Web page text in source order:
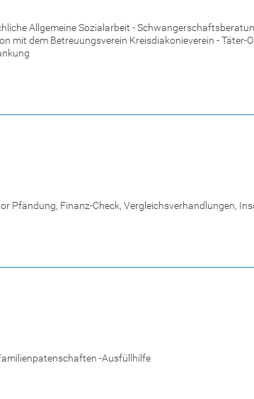
Allgemeine Sozialarbeit -
mit dem Betreuungsverein Kreisdiakonieverein -
Pfändung, Finanz-Check, Vergleichsverhandlungen,
-Ausfüllhilfe